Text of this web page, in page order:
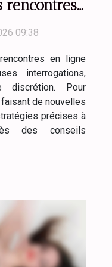
rencontres
09:38
en ligne
interrogations,
discrétion. Pour
de nouvelles
précises à
des conseils